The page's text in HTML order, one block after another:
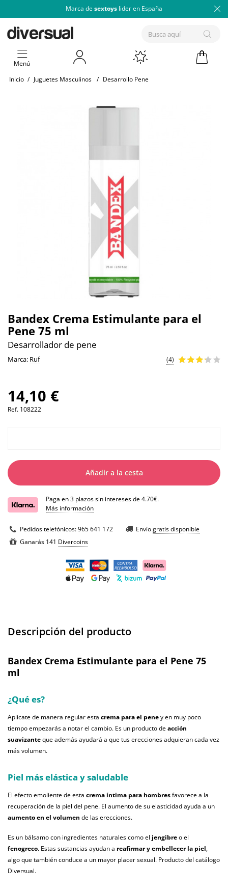
Marca de sextoys lider en España
Menú
Inicio / Juguetes Masculinos / Desarrollo Pene
Bandex Crema Estimulante para el
Pene 75 ml
Desarrollador de pene
Marca: Ruf (4)
14,10 €
Ref. 108222
Añadir a la cesta
Paga en 3 plazos sin intereses de 4.70€.
Más información
Pedidos telefónicos:965 641 172 Envíogratis disponible
Ganarás 141 Divercoins
Descripción del producto
Bandex Crema Estimulante para el Pene 75
ml
¿Qué es?
Aplícate de manera regular esta crema para el peney en muy poco
tiempo empezarás a notar el cambio. Es un producto deacción
suavizanteque además ayudará a que tus erecciones adquieran cada vez
más volumen.
Piel más elástica y saludable
El efecto emoliente de esta crema íntima para hombresfavorece a la
recuperación de la piel del pene. El aumento de su elasticidad ayuda a un
aumento en el volumen de las erecciones.
Es un bálsamo con ingredientes naturales como el jengibreo el
fenogreco. Estas sustancias ayudan a reafirmar y embellecer la piel,
algo que también conduce a un mayor placer sexual. Producto del catálogo
Diversual.